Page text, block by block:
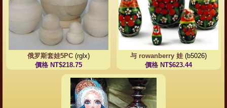
俄罗斯套娃5PC(rglx)
價格 NT$218.75
与 rowanberry 娃 (b5026)
價格 NT$623.44